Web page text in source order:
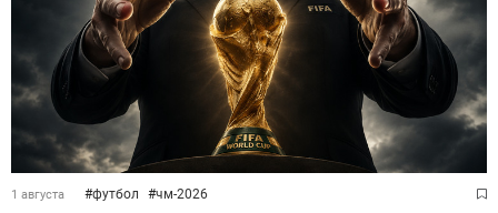
1 августа #футбол #чм-2026